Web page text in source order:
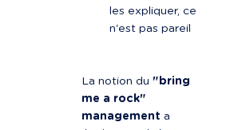
les expliquer, ce
n'est pas pareil
La notion du "bring
me a rock"
management a